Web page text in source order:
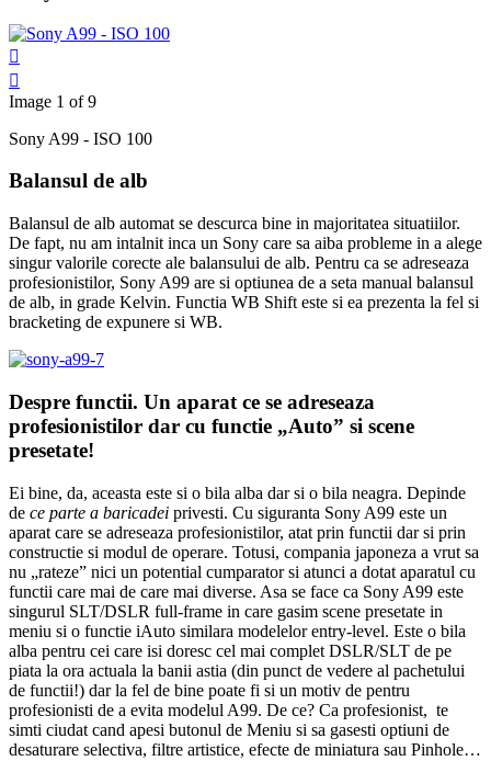
Image 1 of 9
Sony A99 - ISO 100
Balansul de alb
Balansul de alb automat se descurca bine in majoritatea situatiilor.
De fapt, nu am intalnit inca un Sony care sa aiba probleme in a alege
singur valorile corecte ale balansului de alb. Pentru ca se adreseaza
profesionistilor, Sony A99 are si optiunea de a seta manual balansul
de alb, in grade Kelvin. Functia WB Shift este si ea prezenta la fel si
bracketing de expunere si WB.
Despre functii. Un aparat ce se adreseaza
profesionistilor dar cu functie „Auto” si scene
presetate!
Ei bine, da, aceasta este si o bila alba dar si o bila neagra. Depinde
de ce parte a baricadei privesti. Cu siguranta Sony A99 este un
aparat care se adreseaza profesionistilor, atat prin functii dar si prin
constructie si modul de operare. Totusi, compania japoneza a vrut sa
nu „rateze” nici un potential cumparator si atunci a dotat aparatul cu
functii care mai de care mai diverse. Asa se face ca Sony A99 este
singurul SLT/DSLR full-frame in care gasim scene presetate in
meniu si o functie iAuto similara modelelor entry-level. Este o bila
alba pentru cei care isi doresc cel mai complet DSLR/SLT de pe
piata la ora actuala la banii astia (din punct de vedere al pachetului
de functii!) dar la fel de bine poate fi si un motiv de pentru
profesionisti de a evita modelul A99. De ce? Ca profesionist, te
simti ciudat cand apesi butonul de Meniu si sa gasesti optiuni de
desaturare selectiva, filtre artistice, efecte de miniatura sau Pinhole…